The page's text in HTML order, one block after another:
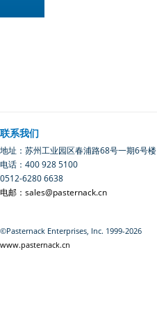
联系我们
地址：苏州工业园区春浦路68号一期6号楼
电话：400 928 5100
0512-6280 6638
电邮：sales@pasternack.cn
©Pasternack Enterprises, Inc. 1999-2026
www.pasternack.cn